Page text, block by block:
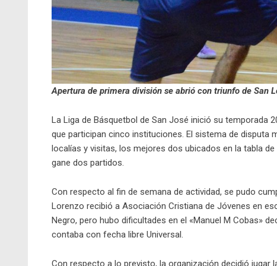
Apertura de primera división se abrió con triunfo de San
La Liga de Básquetbol de San José inició su temporada
que participan cinco instituciones. El sistema de
localías y visitas, los mejores dos ubicados en la tabla
gane dos partidos.
Con respecto al fin de semana de actividad, se pudo
Lorenzo recibió a Asociación Cristiana de Jóvenes en
Negro, pero hubo dificultades en el «Manuel M Cobas»
contaba con fecha libre Universal.